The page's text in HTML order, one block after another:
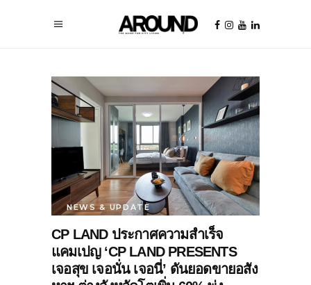
NEWS & UPDATE
CP LAND ประกาศความสำเร็จ
แคมเปญ ‘CP LAND PRESENTS
เจอสุข เจอนั่น เจอนี่’ ดันยอดขายอสัง